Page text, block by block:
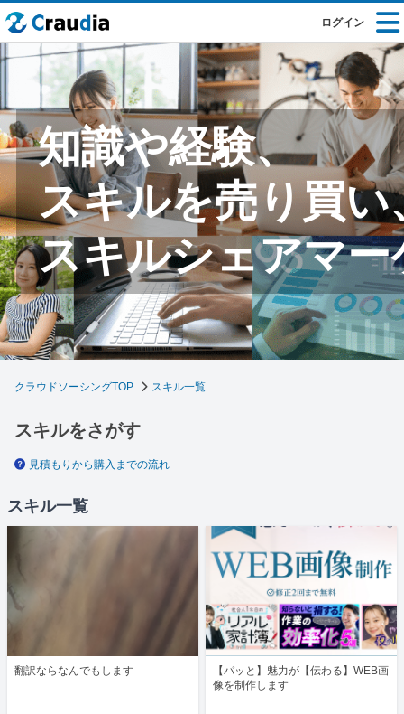
ログイン
知識や経験、
スキルを売り買い
スキルシェアマー
クラウドソーシングTOP スキル一覧
スキルをさがす
見積もりから購入までの流れ
スキル一覧
翻訳ならなんでもします
【パッと】魅力が【伝わる】WEB画
像を制作します